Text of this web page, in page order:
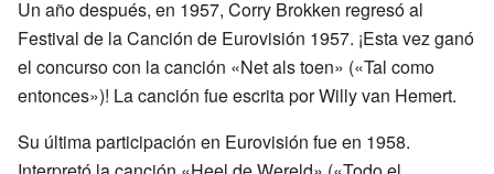
Un año después, en 1957, Corry Brokken regresó al
Festival de la Canción de Eurovisión 1957. ¡Esta vez ganó
el concurso con la canción «Net als toen» («Tal como
entonces»)! La canción fue escrita por Willy van Hemert.
Su última participación en Eurovisión fue en 1958.